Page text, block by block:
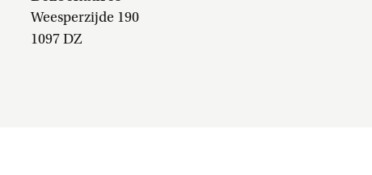
Weesperzijde 190
1097 DZ